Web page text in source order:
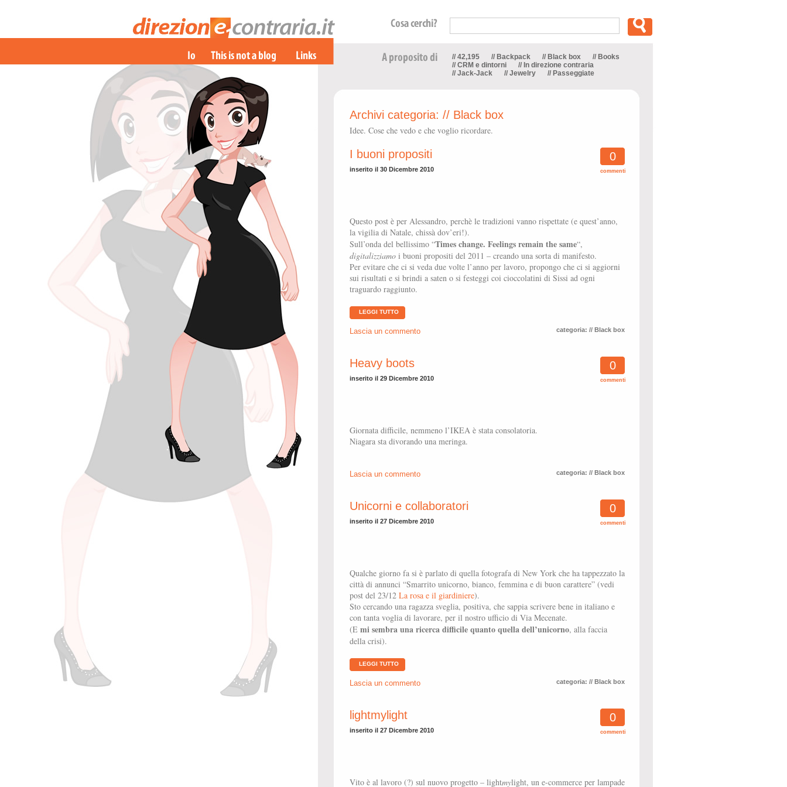
// 42,195 // Backpack // Black box
// Books
// CRM e dintorni
// In direzione contraria
// Jack-Jack
// Jewelry // Passeggiate
Archivi categoria: // Black box
Idee. Cose che vedo e che voglio ricordare.
I buoni propositi
inserito il 30 Dicembre 2010
0
commenti
Questo post è per Alessandro, perchè le tradizioni vanno rispettate (e quest’anno,
la vigilia di Natale, chissà dov’eri!).
Sull’onda del bellissimo “Times change. Feelings remain the same“,
digitalizziamo i buoni propositi del 2011 – creando una sorta di manifesto.
Per evitare che ci si veda due volte l’anno per lavoro, propongo che ci si aggiorni
sui risultati e si brindi a saten o si festeggi coi cioccolatini di Sissi ad ogni
traguardo raggiunto.
LEGGI TUTTO
categoria: // Black box
Lascia un commento
Heavy boots
inserito il 29 Dicembre 2010
0
commenti
Giornata difficile, nemmeno l’IKEA è stata consolatoria.
Niagara sta divorando una meringa.
categoria: // Black box
Lascia un commento
Unicorni e collaboratori
inserito il 27 Dicembre 2010
0
commenti
Qualche giorno fa si è parlato di quella fotografa di New York che ha tappezzato la
città di annunci “Smarrito unicorno, bianco, femmina e di buon carattere” (vedi
post del 23/12 La rosa e il giardiniere).
Sto cercando una ragazza sveglia, positiva, che sappia scrivere bene in italiano e
con tanta voglia di lavorare, per il nostro ufficio di Via Mecenate.
(E mi sembra una ricerca difficile quanto quella dell’unicorno, alla faccia
della crisi).
LEGGI TUTTO
categoria: // Black box
Lascia un commento
lightmylight
inserito il 27 Dicembre 2010
0
commenti
Vito è al lavoro (?) sul nuovo progetto – lightmylight, un e-commerce per lampade